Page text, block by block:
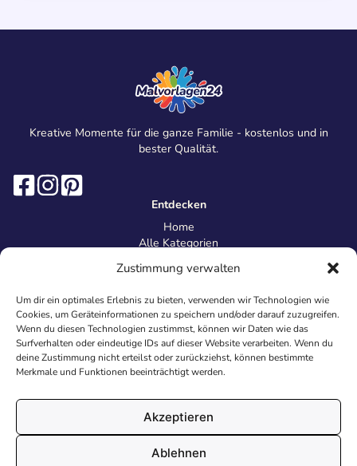
Zustimmung verwalten
Um dir ein optimales Erlebnis zu bieten, verwenden wir Technologien wie
Cookies, um Geräteinformationen zu speichern und/oder darauf zuzugreifen.
Wenn du diesen Technologien zustimmst, können wir Daten wie das
Surfverhalten oder eindeutige IDs auf dieser Website verarbeiten. Wenn du
deine Zustimmung nicht erteilst oder zurückziehst, können bestimmte
Merkmale und Funktionen beeinträchtigt werden.
Akzeptieren
Ablehnen
Kreative Momente für die ganze Familie - kostenlos und in
bester Qualität.
Entdecken
Home
Alle Kategorien
Information
Über uns
Kontakt
Inhaltsrichtlinien
Recht & Datenschutz
Impressum
AGB
Cookies